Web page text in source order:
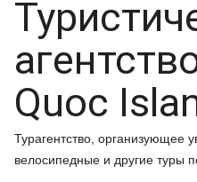
Quoc
Турагентство, организующее
велосипедные и другие туры